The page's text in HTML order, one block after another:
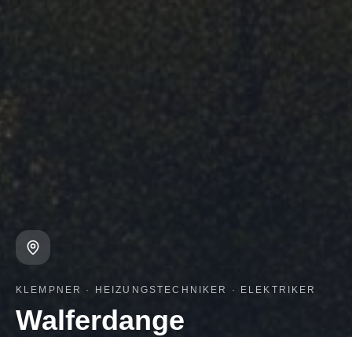
KLEMPNER · HEIZUNGSTECHNIKER · ELEKTRIKER
Walferdange